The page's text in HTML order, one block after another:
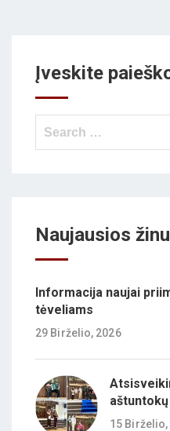
Įveskite
Search
Naujausios
Informacija naujai
tėveliams
29 Birželio, 2026
15 Birželio,